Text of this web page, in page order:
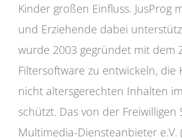
Kinder großen Einfluss. JusProg
und Erziehende dabei
wurde 2003 gegründet mit dem
Filtersoftware zu entwickeln, die
nicht altersgerechten Inhalten
schützt. Das von der Freiwilligen
Multimedia-Diensteanbieter e.V.